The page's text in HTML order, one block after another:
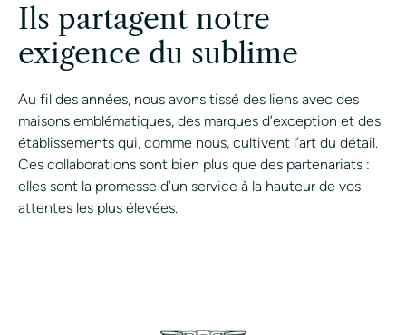
Ils partagent notre
exigence du sublime
Au fil des années, nous avons tissé des liens avec des
maisons emblématiques, des marques d’exception et des
établissements qui, comme nous, cultivent l’art du détail.
Ces collaborations sont bien plus que des partenariats :
elles sont la promesse d’un service à la hauteur de vos
attentes les plus élevées.